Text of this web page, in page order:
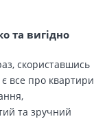
та вигідно
скориставшись
все про квартири
та зручний